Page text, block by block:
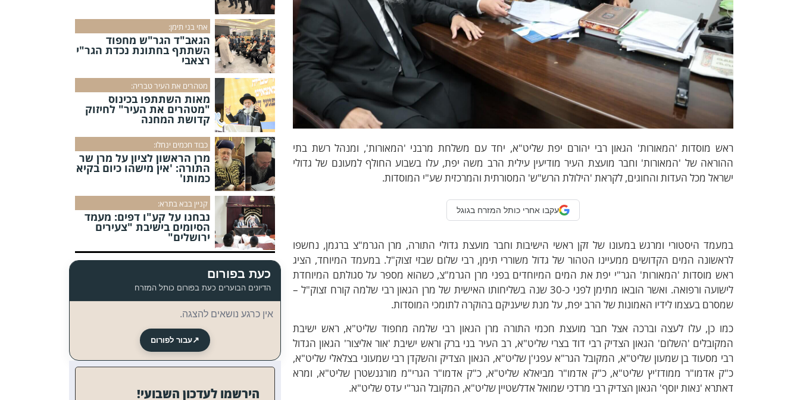
ראש מוסדות 'המאורות' הגאון רבי יהורם יפת שליט"א, יחד עם משלחת מרבני 'המאורות', ומנהל רשת בתי
ההוראה של 'המאורות' וחבר מועצת העיר מודיעין עילית הרב משה יפת, עלו בשבוע החולף למעונם של גדולי
ישראל מכל העדות והחוגים, לקראת 'הילולת הרש"ש' המסורתית והמרכזית שע"י המוסדות.
עקבו אחרי כותל המזרח בגוגל
במעמד היסטורי ומרגש במעונו של זקן ראשי הישיבות וחבר מועצת גדולי התורה, מרן הגרמ"צ ברגמן, נחשפו
לראשונה המים הקדושים ממעיינו הטהור של גדול משוררי תימן, רבי שלום שבזי זצוק"ל. במעמד המיוחד, הציג
ראש מוסדות 'המאורות' הגר"י יפת את המים המיוחדים בפני מרן הגרמ"צ, כשהוא מספר על סגולתם המיוחדת
לישועה ורפואה. ואשר הובאו מתימן לפני כ-30 שנה בשליחותו האישית של מרן הגאון רבי שלמה קורח זצוק"ל –
שמסרם בעצמו לידיו האמונות של הרב יפת, על מנת שיעניקם בהוקרה לתומכי המוסדות.
כמו כן, עלו לעצה וברכה אצל חבר מועצת חכמי התורה מרן הגאון רבי שלמה מחפוד שליט"א, ראש ישיבת
המקובלים 'השלום' הגאון הצדיק רבי דוד בצרי שליט"א, רב העיר בני ברק וראש ישיבת 'אור אליצור' הגאון הגדול
רבי מסעוד בן שמעון שליט"א, המקובל הגר"א עפגי'ן שליט"א, הגאון הצדיק והשקדן רבי שמעוני בצלאלי שליט"א,
כ"ק אדמו"ר ממודז'יץ שליט"א, כ"ק אדמו"ר מביאלא שליט"א, כ"ק אדמו"ר הגרי"מ מורגנשטרן שליט"א, ומרא
דאתרא 'נאות יוסף' הגאון הצדיק רבי מרדכי שמואל אדלשטיין שליט"א, המקובל הגר"י עדס שליט"א.
אחי בני תימן:
הגאב"ד הגר"ש מחפוד
השתתף בחתונת נכדת הגר"י
רצאבי
מטהרים את העיר טבריה:
מאות השתתפו בכינוס
"מטהרים את העיר" לחיזוק
קדושת המחנה
כבוד חכמים ינחלו:
מרן הראשון לציון על מרן שר
התורה: 'אין מישהו כיום בקיא
כמותו'
קניין בבא בתרא:
נבחנו על קע"ו דפים: מעמד
הסיומים בישיבת "צעירים
ירושלים"
כעת בפורום
הדיונים הבוערים כעת בפורום כותל המזרח
אין כרגע נושאים להצגה.
↗עבור לפורום
הירשמו לעדכון השבועי!